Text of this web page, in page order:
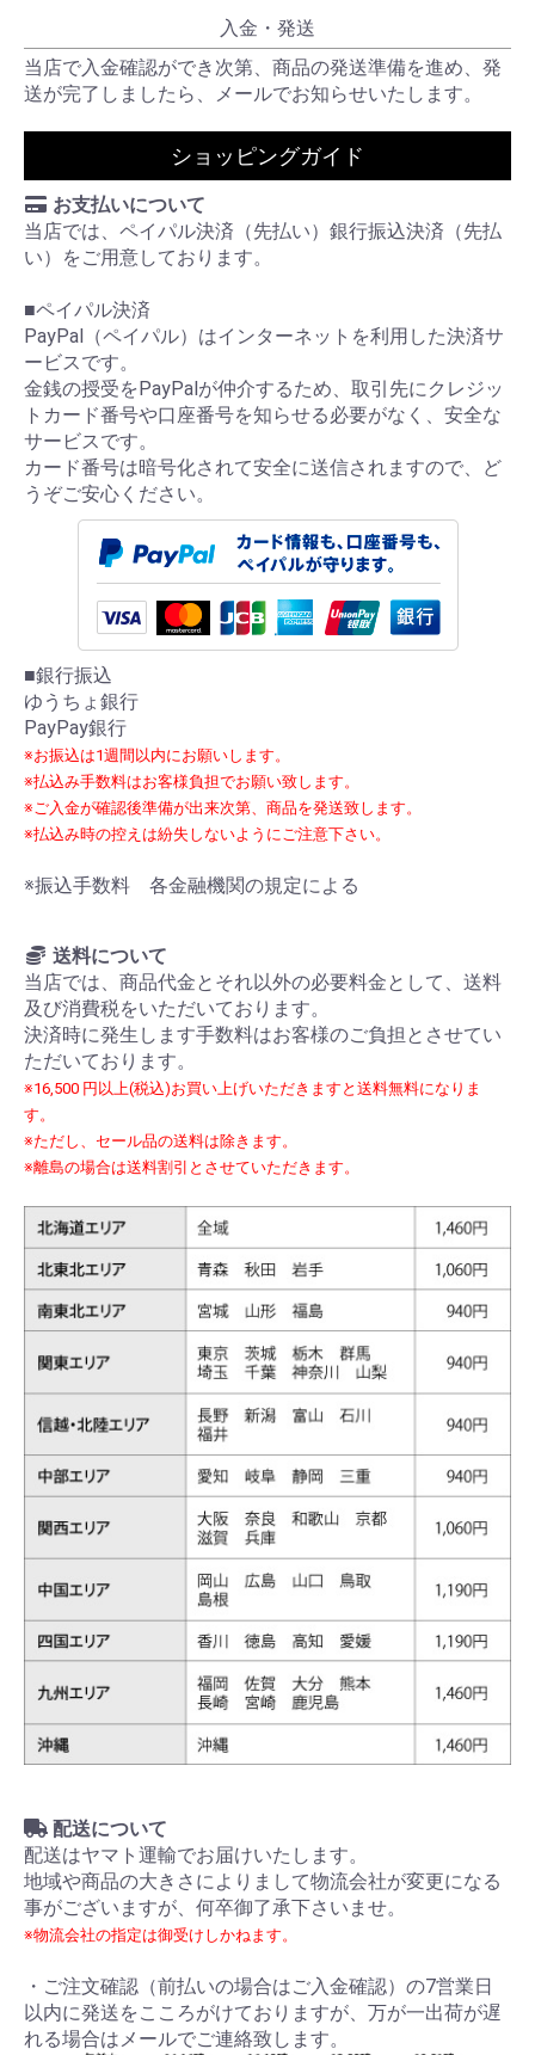
入金・発送
当店で入金確認ができ次第、商品の発送準備を進め、発
送が完了しましたら、メールでお知らせいたします。
ショッピングガイド
お支払いについて
当店では、ペイパル決済（先払い）銀行振込決済（先払
い）をご用意しております。
■ペイパル決済
PayPal（ペイパル）はインターネットを利用した決済サ
ービスです。
金銭の授受をPayPalが仲介するため、取引先にクレジッ
トカード番号や口座番号を知らせる必要がなく、安全な
サービスです。
カード番号は暗号化されて安全に送信されますので、ど
うぞご安心ください。
■銀行振込
ゆうちょ銀行
PayPay銀行
※お振込は1週間以内にお願いします。
※払込み手数料はお客様負担でお願い致します。
※ご入金が確認後準備が出来次第、商品を発送致します。
※払込み時の控えは紛失しないようにご注意下さい。
※振込手数料 各金融機関の規定による
送料について
当店では、商品代金とそれ以外の必要料金として、送料
及び消費税をいただいております。
決済時に発生します手数料はお客様のご負担とさせてい
ただいております。
※16,500 円以上(税込)お買い上げいただきますと送料無料になりま
す。
※ただし、セール品の送料は除きます。
※離島の場合は送料割引とさせていただきます。
配送について
配送はヤマト運輸でお届けいたします。
地域や商品の大きさによりまして物流会社が変更になる
事がございますが、何卒御了承下さいませ。
※物流会社の指定は御受けしかねます。
・ご注文確認（前払いの場合はご入金確認）の7営業日
以内に発送をこころがけておりますが、万が一出荷が遅
れる場合はメールでご連絡致します。